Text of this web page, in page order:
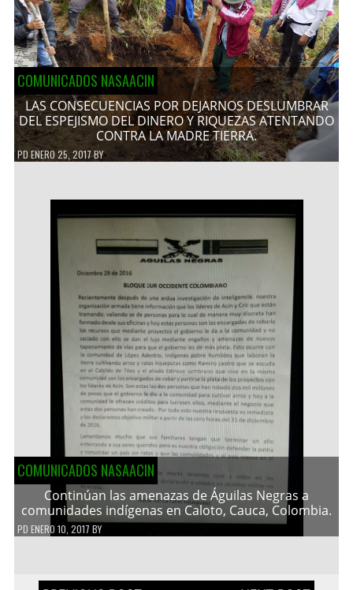
COMUNICADOS NASAACIN
LAS CONSECUENCIAS POR DEJARNOS DESLUMBRAR
DEL ESPEJISMO DEL DINERO Y RIQUEZAS ATENTANDO
CONTRA LA MADRE TIERRA.
PDENERO 25, 2017BY
COMUNICADOS NASAACIN
Continúan las amenazas de Águilas Negras a
comunidades indígenas en Caloto, Cauca, Colombia.
PD ENERO 10, 2017 BY